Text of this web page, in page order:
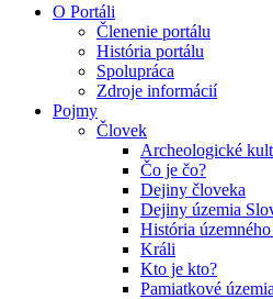
O Portáli
Členenie portálu
História portálu
Spolupráca
Zdroje informácií
Pojmy
Človek
Archeologické
Čo je čo?
Dejiny človeka
Dejiny územia
História
Králi
Kto je kto?
Pamiatkové